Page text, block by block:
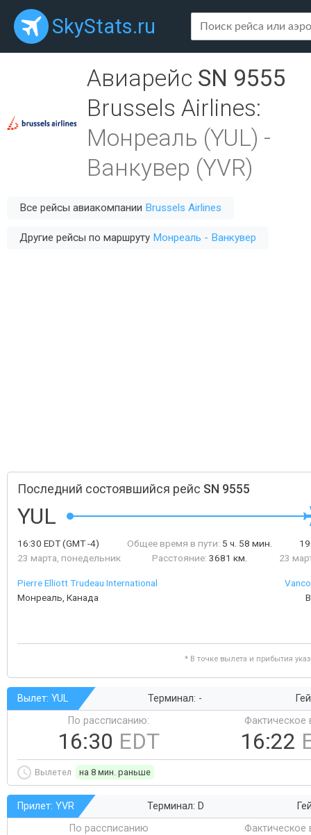
SkyStats.ru
Авиарейс SN 9555
Brussels Airlines:
Монреаль (YUL) -
Ванкувер (YVR)
Все рейсы авиакомпании Brussels Airlines
Другие рейсы по маршруту Монреаль - Ванкувер
Последний состоявшийся рейс SN 9555
YUL
16:30 EDT(GMT -4)
23 марта, понедельник
Общее время в пути: 5 ч. 58 мин.
Расстояние: 3681 км.
23
Pierre Elliott Trudeau International
Монреаль, Канада
* В точке вылета и прибытия
Вылет: YUL Терминал: -
По рассписанию:
16:30 EDT
Фактическое
16:22
Вылетел на 8 мин. раньше
Прилет: YVR Терминал: D
По рассписанию
Фактическое